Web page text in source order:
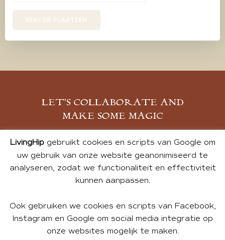
LET’S COLLABORATE AND
MAKE SOME MAGIC
MELD JE AAN
LivingHipgebruikt cookies en scripts van Google om
uw gebruik van onze website geanonimiseerd te
analyseren, zodat we functionaliteit en effectiviteit
kunnen aanpassen.
Ook gebruiken we cookies en scripts van Facebook,
Instagram en Google om social media integratie op
onze websites mogelijk te maken.